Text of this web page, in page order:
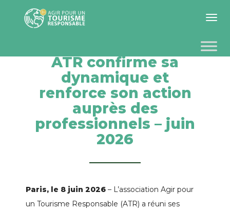
Toggle
ATR confirme sa
dynamique et
renforce son action
auprès des
professionnels – juin
2026
Paris, le 8 juin 2026 – L’association Agir pour
un Tourisme Responsable (ATR) a réuni ses